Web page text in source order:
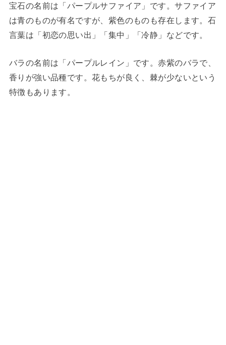
宝石の名前は「パープルサファイア」です。サファイア
は青のものが有名ですが、紫色のものも存在します。石
言葉は「初恋の思い出」「集中」「冷静」などです。
バラの名前は「パープルレイン」です。赤紫のバラで、
香りが強い品種です。花もちが良く、棘が少ないという
特徴もあります。